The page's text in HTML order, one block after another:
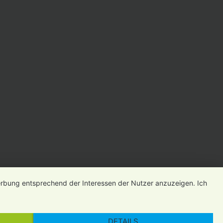
entsprechend der Interessen der Nutzer anzuzeigen. Ich